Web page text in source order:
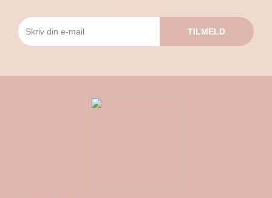
TILMELD